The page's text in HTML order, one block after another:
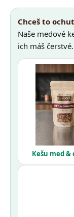
Chceš to
Naše medové
ich máš
Kešu med